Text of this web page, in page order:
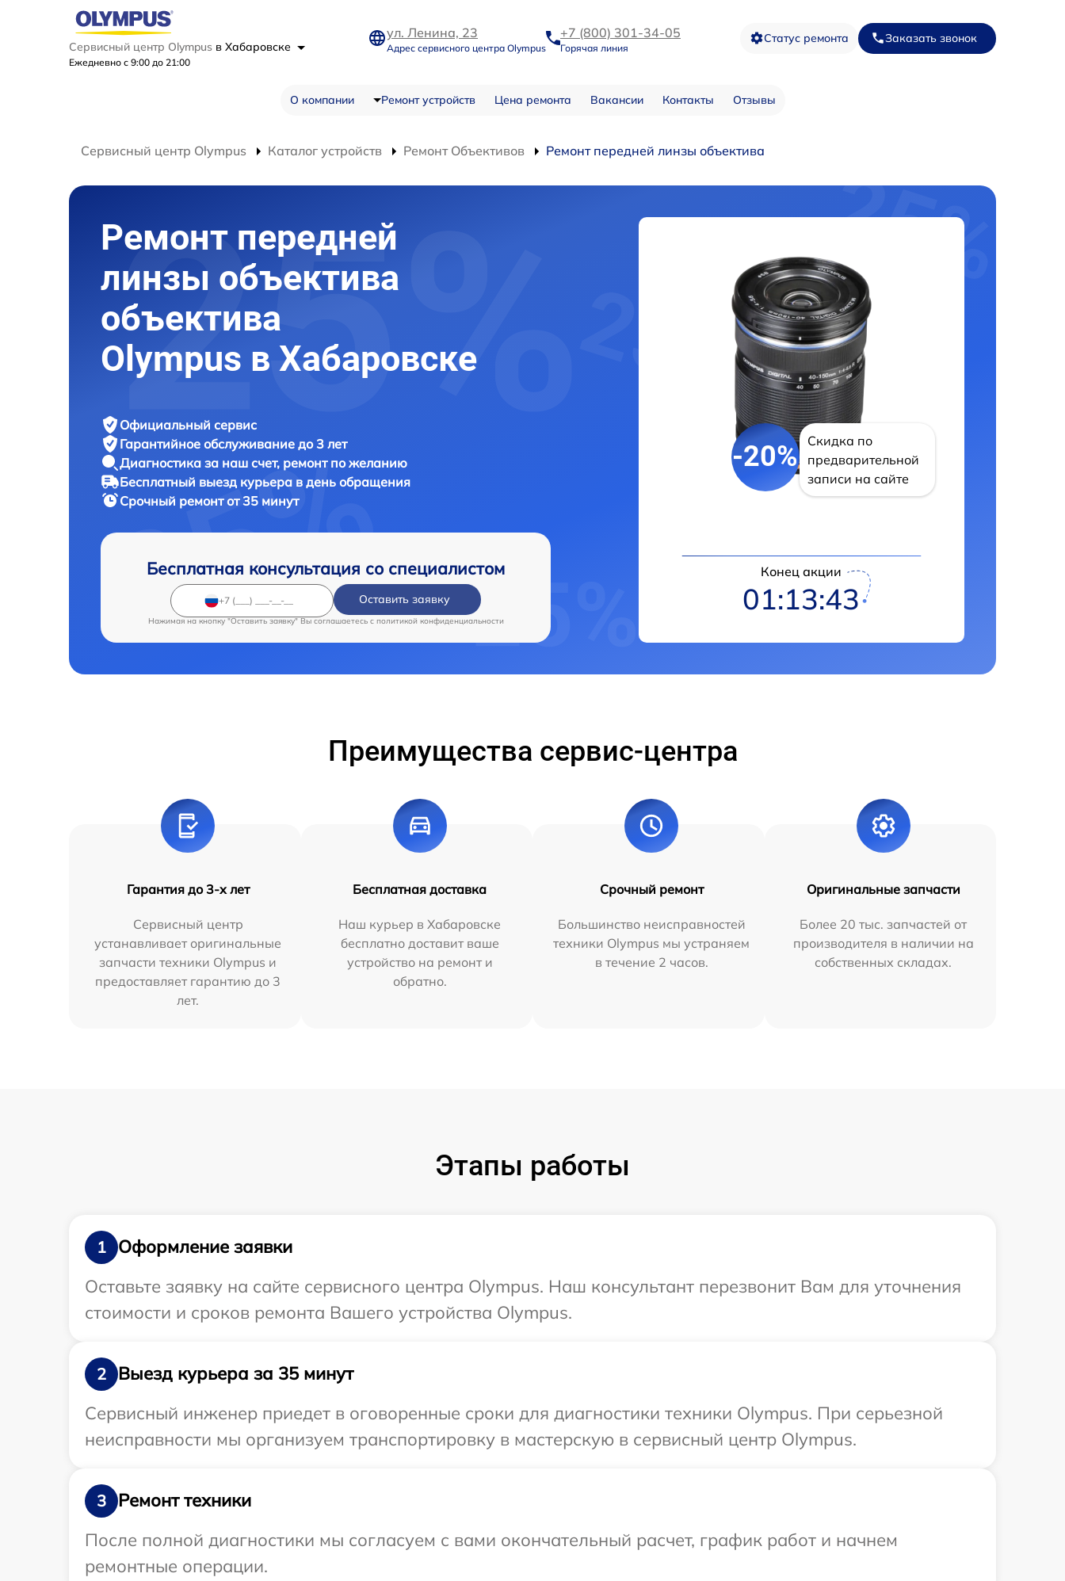
Сервисный центр Olympus в Хабаровске
Ежедневно с 9:00 до 21:00
ул. Ленина, 23
Адрес сервисного центра Olympus
+7 (800) 301-34-05
Горячая линия
Статус ремонта Заказать звонок
О компании Ремонт устройств Цена ремонта Вакансии Контакты Отзывы
Сервисный центр Olympus Каталог устройств Ремонт Объективов Ремонт передней линзы объектива
Ремонт передней
линзы объектива
объектива
Olympus в Хабаровске
Официальный сервис
Гарантийное обслуживание до 3 лет
Диагностика за наш счет, ремонт по желанию
Бесплатный выезд курьера в день обращения
Срочный ремонтот 35 минут
Бесплатная консультация со специалистом
Оставить заявку
Нажимая на кнопку "Оставить заявку" Вы соглашаетесь c политикой конфиденциальности
-20%
Скидка по
предварительной
записи на сайте
Конец акции
01:13:42
Преимущества сервис-центра
Гарантия до 3-х лет
Сервисный центр
устанавливает оригинальные
запчасти техники Olympus и
предоставляет гарантию до 3
лет.
Бесплатная доставка
Наш курьер в Хабаровске
бесплатно доставит ваше
устройство на ремонт и
обратно.
Срочный ремонт
Большинство неисправностей
техники Olympus мы устраняем
в течение 2 часов.
Оригинальные запчасти
Более 20 тыс. запчастей от
производителя в наличии на
собственных складах.
Этапы работы
1
Оформление заявки
Оставьте заявку на сайте сервисного центра Olympus. Наш консультант перезвонит Вам для уточнения
стоимости и сроков ремонта Вашего устройства Olympus.
2
Выезд курьера за 35 минут
Сервисный инженер приедет в оговоренные сроки для диагностики техники Olympus. При серьезной
неисправности мы организуем транспортировку в мастерскую в сервисный центр Olympus.
3
Ремонт техники
После полной диагностики мы согласуем с вами окончательный расчет, график работ и начнем
ремонтные операции.